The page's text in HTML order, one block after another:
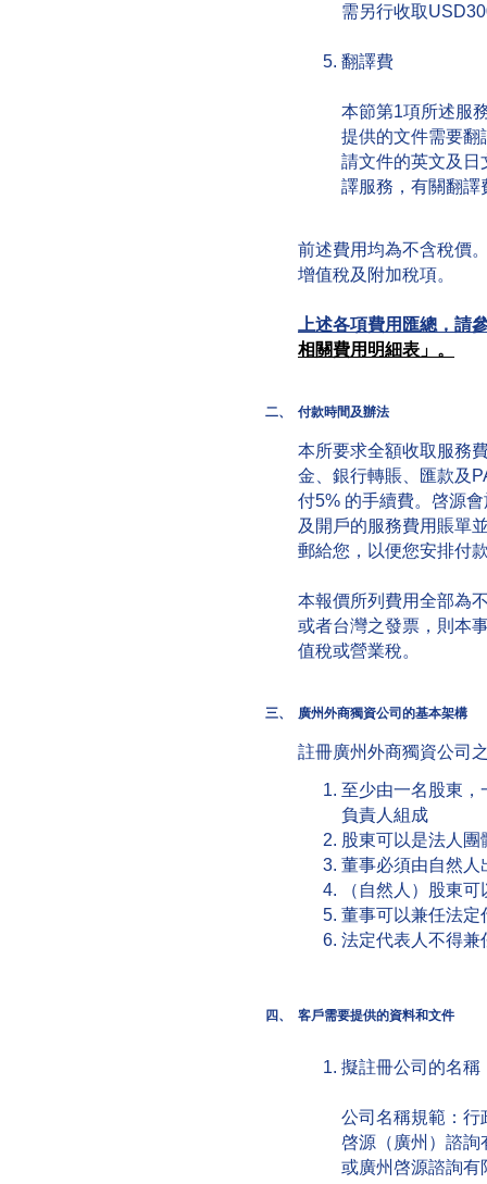
需另行收取
翻譯費
本節第1項所述服
提供的文件需要翻
請文件的英文及日
譯服務，有關翻譯
前述費用均為不含稅價
增值稅及附加稅項。
上述各項費用匯總，請
相關費用明細表」。
二、 付款時間及辦法
本所要求全額收取服務
金、銀行轉賬、匯款及
付5% 的手續費。啓源
及開戶的服務費用賬單
郵給您，以便您安排付
本報價所列費用全部為
或者台灣之發票，則本
值稅或營業稅。
三、 廣州外商獨資公司的基本架構
註冊廣州外商獨資公司
至少由一名股東，
負責人組成
股東可以是法人團
董事必須由自然人
（自然人）股東
董事可以兼任法定
法定代表人不得兼
四、 客戶需要提供的資料和文件
擬註冊公司的名稱
公司名稱規範：行
啓源（廣州）諮詢
或廣州啓源諮詢有